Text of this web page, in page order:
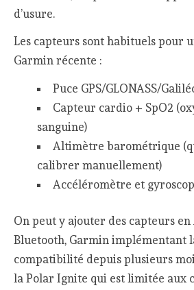
d’usure.
Les capteurs sont habituels pour
Garmin récente :
Puce GPS/GLONASS/
Capteur cardio + SpO2
sanguine)
Altimètre barométrique
calibrer manuellement)
Accéléromètre et
On peut y ajouter des capteurs
Bluetooth, Garmin implémentant
compatibilité depuis plusieurs
la Polar Ignite qui est limitée aux